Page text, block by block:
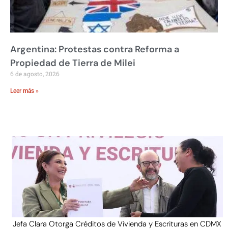
Argentina: Protestas contra Reforma a
Propiedad de Tierra de Milei
6 de agosto, 2026
Leer más »
Jefa Clara Otorga Créditos de Vivienda y Escrituras en CDMX